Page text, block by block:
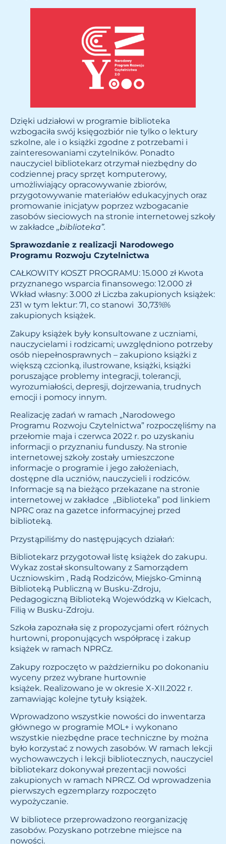
Dzięki udziałowi w programie biblioteka
wzbogaciła swój księgozbiór nie tylko o lektury
szkolne, ale i o książki zgodne z potrzebami i
zainteresowaniami czytelników. Ponadto
nauczyciel bibliotekarz otrzymał niezbędny do
codziennej pracy sprzęt komputerowy,
umożliwiający opracowywanie zbiorów,
przygotowywanie materiałów edukacyjnych oraz
promowanie inicjatyw poprzez wzbogacanie
zasobów sieciowych na stronie internetowej szkoły
w zakładce ,,biblioteka”.
Sprawozdanie z realizacji Narodowego
Programu Rozwoju Czytelnictwa
CAŁKOWITY KOSZT PROGRAMU: 15.000 zł Kwota
przyznanego wsparcia finansowego: 12.000 zł
Wkład własny: 3.000 zł Liczba zakupionych książek:
231 w tym lektur: 71, co stanowi 30,73%%
zakupionych książek.
Zakupy książek były konsultowane z uczniami,
nauczycielami i rodzicami; uwzględniono potrzeby
osób niepełnosprawnych – zakupiono książki z
większą czcionką, ilustrowane, książki, książki
poruszające problemy integracji, tolerancji,
wyrozumiałości, depresji, dojrzewania, trudnych
emocji i pomocy innym.
Realizację zadań w ramach „Narodowego
Programu Rozwoju Czytelnictwa” rozpoczęliśmy na
przełomie maja i czerwca 2022 r. po uzyskaniu
informacji o przyznaniu funduszy. Na stronie
internetowej szkoły zostały umieszczone
informacje o programie i jego założeniach,
dostępne dla uczniów, nauczycieli i rodziców.
Informacje są na bieżąco przekazane na stronie
internetowej w zakładce ,,Biblioteka” pod linkiem
NPRC oraz na gazetce informacyjnej przed
biblioteką.
Przystąpiliśmy do następujących działań:
Bibliotekarz przygotował listę książek do zakupu.
Wykaz został skonsultowany z Samorządem
Uczniowskim , Radą Rodziców, Miejsko-Gminną
Biblioteką Publiczną w Busku-Zdroju,
Pedagogiczną Biblioteką Wojewódzką w Kielcach,
Filią w Busku-Zdroju.
Szkoła zapoznała się z propozycjami ofert różnych
hurtowni, proponujących współpracę i zakup
książek w ramach NPRCz.
Zakupy rozpoczęto w pażdzierniku po dokonaniu
wyceny przez wybrane hurtownie
książek. Realizowano je w okresie X-XII.2022 r.
zamawiając kolejne tytuły książek.
Wprowadzono wszystkie nowości do inwentarza
głównego w programie MOL+ i wykonano
wszystkie niezbędne prace techniczne by można
było korzystać z nowych zasobów. W ramach lekcji
wychowawczych i lekcji bibliotecznych, nauczyciel
bibliotekarz dokonywał prezentacji nowości
zakupionych w ramach NPRCZ. Od wprowadzenia
pierwszych egzemplarzy rozpoczęto
wypożyczanie.
W bibliotece przeprowadzono reorganizację
zasobów. Pozyskano potrzebne miejsce na
nowości.